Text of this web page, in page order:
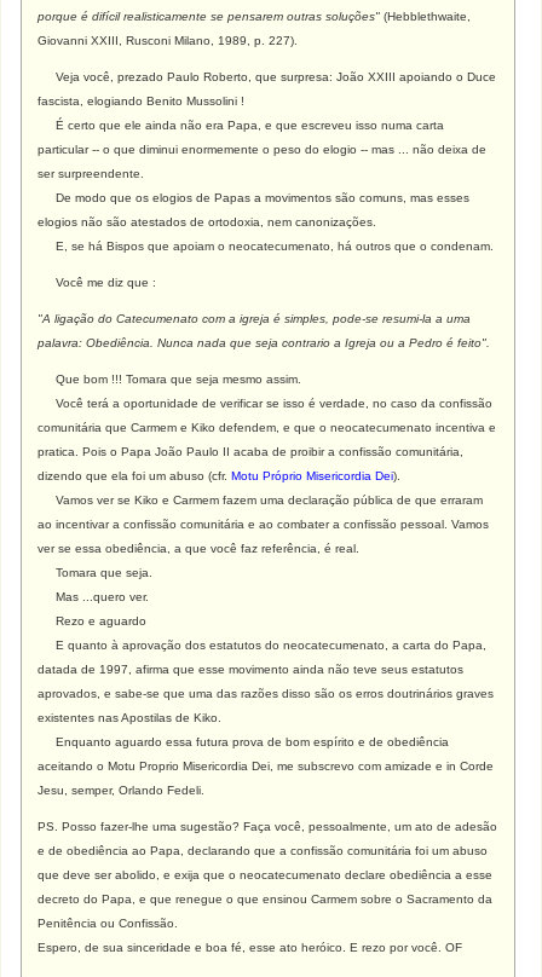
porque é difícil realisticamente se pensarem outras soluções" (Hebblethwaite,
Giovanni XXIII, Rusconi Milano, 1989, p. 227).
Veja você, prezado Paulo Roberto, que surpresa: João XXIII apoiando o Duce
fascista, elogiando Benito Mussolini !
É certo que ele ainda não era Papa, e que escreveu isso numa carta
particular -- o que diminui enormemente o peso do elogio -- mas ... não deixa de
ser surpreendente.
De modo que os elogios de Papas a movimentos são comuns, mas esses
elogios não são atestados de ortodoxia, nem canonizações.
E, se há Bispos que apoiam o neocatecumenato, há outros que o condenam.
Você me diz que :
"A ligação do Catecumenato com a igreja é simples, pode-se resumi-la a uma
palavra: Obediência. Nunca nada que seja contrario a Igreja ou a Pedro é feito".
Que bom !!! Tomara que seja mesmo assim.
Você terá a oportunidade de verificar se isso é verdade, no caso da confissão
comunitária que Carmem e Kiko defendem, e que o neocatecumenato incentiva e
pratica. Pois o Papa João Paulo II acaba de proibir a confissão comunitária,
dizendo que ela foi um abuso (cfr.Motu Próprio Misericordia Dei).
Vamos ver se Kiko e Carmem fazem uma declaração pública de que erraram
ao incentivar a confissão comunitária e ao combater a confissão pessoal. Vamos
ver se essa obediência, a que você faz referência, é real.
Tomara que seja.
Mas ...quero ver.
Rezo e aguardo
E quanto à aprovação dos estatutos do neocatecumenato, a carta do Papa,
datada de 1997, afirma que esse movimento ainda não teve seus estatutos
aprovados, e sabe-se que uma das razões disso são os erros doutrinários graves
existentes nas Apostilas de Kiko.
Enquanto aguardo essa futura prova de bom espírito e de obediência
aceitando o Motu Proprio Misericordia Dei, me subscrevo com amizade ein Corde
Jesu, semper, Orlando Fedeli.
PS. Posso fazer-lhe uma sugestão? Faça você, pessoalmente, um ato de adesão
e de obediência ao Papa, declarando que a confissão comunitária foi um abuso
que deve ser abolido, e exija que o neocatecumenato declare obediência a esse
decreto do Papa, e que renegue o que ensinou Carmem sobre o Sacramento da
Penitência ou Confissão.
Espero, de sua sinceridade e boa fé, esse ato heróico. E rezo por você. OF